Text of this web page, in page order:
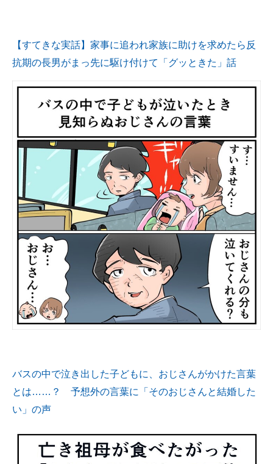
【すてきな実話】家事に追われ家族に助けを求めたら反
抗期の長男がまっ先に駆け付けて「グッときた」話
バスの中で泣き出した子どもに、おじさんがかけた言葉
とは……？ 予想外の言葉に「そのおじさんと結婚した
い」の声